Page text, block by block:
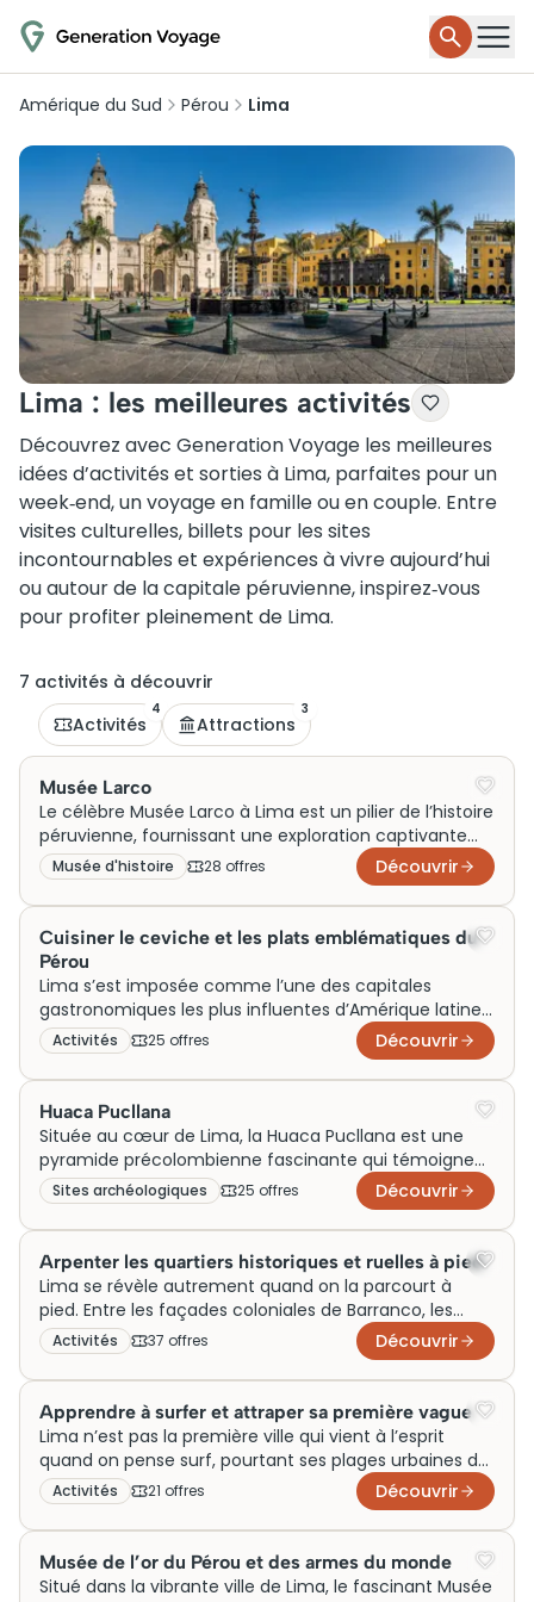
Amérique du Sud Pérou Lima
Lima : les meilleures activités
Découvrez avec Generation Voyage les meilleures
idées d’activités et sorties à Lima, parfaites pour un
week‑end, un voyage en famille ou en couple. Entre
visites culturelles, billets pour les sites
incontournables et expériences à vivre aujourd’hui
ou autour de la capitale péruvienne, inspirez‑vous
pour profiter pleinement de Lima.
7 activités à découvrir
Activités
4
Attractions
3
Musée Larco
Le célèbre Musée Larco à Lima est un pilier de l’histoire
péruvienne, fournissant une exploration captivante
des civilisations précolombiennes grâce à sa vaste
collection d’artefacts. Installé dans un splendide
manoir du XVIIIe siècle entouré de jardins luxuriants, il
combine élégance architecturale et richesse
culturelle. Initialement une résidence coloniale, le
musée est aujourd’hui une attraction prisée,
accueillant des milliers de visiteurs chaque année.
Pensez à réserver vos billets à l’avance pour une visite
enrichissante.
Musée d'histoire 28 offres Découvrir
Cuisiner le ceviche et les plats emblématiques du
Pérou
Lima s’est imposée comme l’une des capitales
gastronomiques les plus influentes d’Amérique latine,
portée par une diversité d’influences autochtones,
japonaises et espagnoles qui se lisent directement
dans l’assiette. Les cours de cuisine proposés en ville
permettent d’apprendre à préparer le ceviche
classique, le lomo saltado ou l’ají de gallina auprès de
chefs locaux, dans des marchés comme Surquillo ou
des cuisines de Miraflores, selon les formules
disponibles.
Activités 25 offres Découvrir
Huaca Pucllana
Située au cœur de Lima, la Huaca Pucllana est une
pyramide précolombienne fascinante qui témoigne
de l’ingéniosité architecturale de la culture Lima.
Construite au Vème siècle, elle servait autrefois de
centre administratif et cérémonial. Aujourd’hui, elle
est un site incontournable pour les amateurs
d’histoire et attire de nombreux touristes chaque
année. Pour une expérience enrichissante, réservez
vos billets à l’avance et profitez d’une visite guidée
pour découvrir ses secrets bien gardés.
Sites archéologiques 25 offres Découvrir
Arpenter les quartiers historiques et ruelles à pied
Lima se révèle autrement quand on la parcourt à
pied. Entre les façades coloniales de Barranco, les
ruelles de Miraflores surplombant le Pacifique et les
huacas préhispaniques enfouies au cœur des
quartiers résidentiels, la capitale péruvienne
superpose des millénaires d’histoire à chaque coin de
rue. Les visites à pied permettent d’appréhender
cette densité culturelle à hauteur humaine, loin des
vitres teintées, au rythme des marchés et des
conversations.
Activités 37 offres Découvrir
Apprendre à surfer et attraper sa première vague
Lima n’est pas la première ville qui vient à l’esprit
quand on pense surf, pourtant ses plages urbaines de
Miraflores et Barranco offrent des conditions idéales
pour débuter. Le Pacifique y génère des vagues
régulières et accessibles toute l’année, tempérées par
le courant de Humboldt. Les cours dispensés par des
instructeurs locaux certifiés s’adressent à tous
Activités 21 offres Découvrir
Musée de l’or du Pérou et des armes du monde
Situé dans la vibrante ville de Lima, le fascinant Musée